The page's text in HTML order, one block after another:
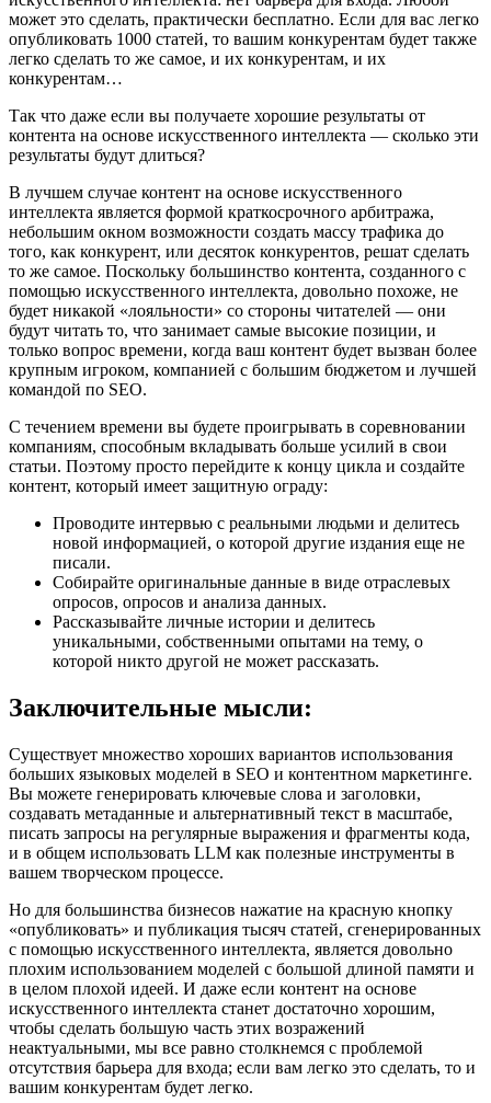
может это сделать, практически бесплатно. Если для вас легко
опубликовать 1000 статей, то вашим конкурентам будет также
легко сделать то же самое, и их конкурентам, и их
конкурентам…
Так что даже если вы получаете хорошие результаты от
контента на основе искусственного интеллекта — сколько эти
результаты будут длиться?
В лучшем случае контент на основе искусственного
интеллекта является формой краткосрочного арбитража,
небольшим окном возможности создать массу трафика до
того, как конкурент, или десяток конкурентов, решат сделать
то же самое. Поскольку большинство контента, созданного с
помощью искусственного интеллекта, довольно похоже, не
будет никакой «лояльности» со стороны читателей — они
будут читать то, что занимает самые высокие позиции, и
только вопрос времени, когда ваш контент будет вызван более
крупным игроком, компанией с большим бюджетом и лучшей
командой по SEO.
С течением времени вы будете проигрывать в соревновании
компаниям, способным вкладывать больше усилий в свои
статьи. Поэтому просто перейдите к концу цикла и создайте
контент, который имеет защитную ограду:
Проводите интервью с реальными людьми и делитесь
новой информацией, о которой другие издания еще не
писали.
Собирайте оригинальные данные в виде отраслевых
опросов, опросов и анализа данных.
Рассказывайте личные истории и делитесь
уникальными, собственными опытами на тему, о
которой никто другой не может рассказать.
Заключительные мысли:
Существует множество хороших вариантов использования
больших языковых моделей в SEO и контентном маркетинге.
Вы можете генерировать ключевые слова и заголовки,
создавать метаданные и альтернативный текст в масштабе,
писать запросы на регулярные выражения и фрагменты кода,
и в общем использовать LLM как полезные инструменты в
вашем творческом процессе.
Но для большинства бизнесов нажатие на красную кнопку
«опубликовать» и публикация тысяч статей, сгенерированных
с помощью искусственного интеллекта, является довольно
плохим использованием моделей с большой длиной памяти и
в целом плохой идеей. И даже если контент на основе
искусственного интеллекта станет достаточно хорошим,
чтобы сделать большую часть этих возражений
неактуальными, мы все равно столкнемся с проблемой
отсутствия барьера для входа; если вам легко это сделать, то и
вашим конкурентам будет легко.